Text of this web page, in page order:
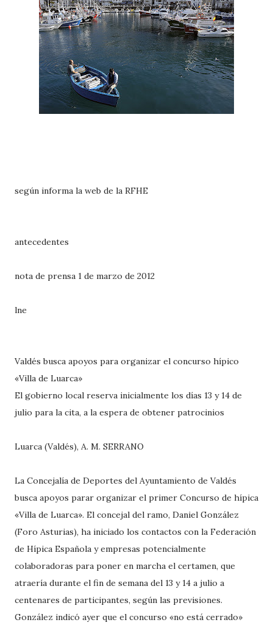
según informa la web de la RFHE
antecedentes
nota de prensa 1 de marzo de 2012
lne
Valdés busca apoyos para organizar el concurso hípico
«Villa de Luarca»
El gobierno local reserva inicialmente los días 13 y 14 de
julio para la cita, a la espera de obtener patrocinios
Luarca (Valdés), A. M. SERRANO
La Concejalía de Deportes del Ayuntamiento de Valdés
busca apoyos parar organizar el primer Concurso de hípica
«Villa de Luarca». El concejal del ramo, Daniel González
(Foro Asturias), ha iniciado los contactos con la Federación
de Hípica Española y empresas potencialmente
colaboradoras para poner en marcha el certamen, que
atraería durante el fin de semana del 13 y 14 a julio a
centenares de participantes, según las previsiones.
González indicó ayer que el concurso «no está cerrado»